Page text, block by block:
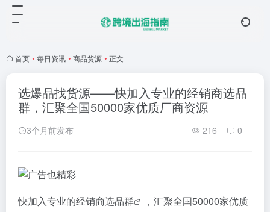
首页 • 每日资讯 • 商品货源 • 正文
选爆品找货源——快加入专业的经销商选品
群，汇聚全国50000家优质厂商资源
3个月前发布 216 0
快加入专业的经销商选品群
，汇聚全国50000家优质